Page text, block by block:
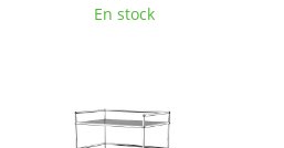
En stock